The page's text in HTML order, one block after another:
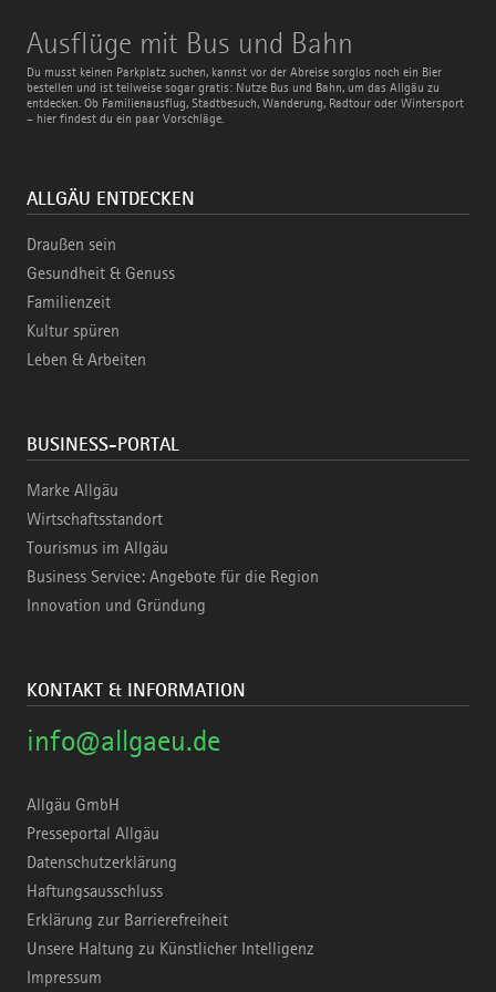
Ausflüge mit Bus und Bahn
Du musst keinen Parkplatz suchen, kannst vor der Abreise sorglos noch ein Bier
bestellen und ist teilweise sogar gratis: Nutze Bus und Bahn, um das Allgäu zu
entdecken. Ob Familienausflug, Stadtbesuch, Wanderung, Radtour oder Wintersport
– hier findest du ein paar Vorschläge.
Ausflüge
mit
Bus
und
Bahn
ALLGÄU ENTDECKEN
Draußen sein
Gesundheit & Genuss
Familienzeit
Kultur spüren
Leben & Arbeiten
BUSINESS-PORTAL
Marke Allgäu
Wirtschaftsstandort
Tourismus im Allgäu
Business Service: Angebote für die Region
Innovation und Gründung
KONTAKT & INFORMATION
info@allgaeu.de
Allgäu GmbH
Presseportal Allgäu
Datenschutzerklärung
Haftungsausschluss
Erklärung zur Barrierefreiheit
Unsere Haltung zu Künstlicher Intelligenz
Impressum